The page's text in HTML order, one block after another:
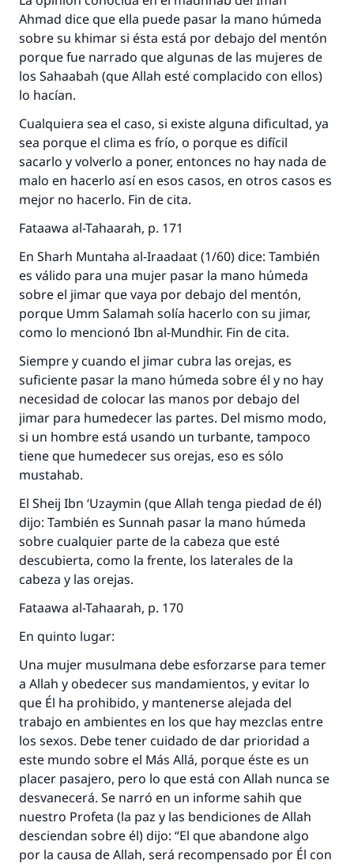
Ahmad dice que ella puede pasar la mano húmeda
sobre su khimar si ésta está por debajo del mentón
porque fue narrado que algunas de las mujeres de
los Sahaabah (que Allah esté complacido con ellos)
lo hacían.
Cualquiera sea el caso, si existe alguna dificultad, ya
sea porque el clima es frío, o porque es difícil
sacarlo y volverlo a poner, entonces no hay nada de
malo en hacerlo así en esos casos, en otros casos es
mejor no hacerlo. Fin de cita.
Fataawa al-Tahaarah, p. 171
En Sharh Muntaha al-Iraadaat (1/60) dice: También
es válido para una mujer pasar la mano húmeda
sobre el jimar que vaya por debajo del mentón,
porque Umm Salamah solía hacerlo con su jimar,
como lo mencionó Ibn al-Mundhir. Fin de cita.
Siempre y cuando el jimar cubra las orejas, es
suficiente pasar la mano húmeda sobre él y no hay
necesidad de colocar las manos por debajo del
jimar para humedecer las partes. Del mismo modo,
si un hombre está usando un turbante, tampoco
tiene que humedecer sus orejas, eso es sólo
mustahab.
El Sheij Ibn ‘Uzaymin (que Allah tenga piedad de él)
dijo: También es Sunnah pasar la mano húmeda
sobre cualquier parte de la cabeza que esté
descubierta, como la frente, los laterales de la
cabeza y las orejas.
Fataawa al-Tahaarah, p. 170
En quinto lugar:
Una mujer musulmana debe esforzarse para temer
a Allah y obedecer sus mandamientos, y evitar lo
que Él ha prohibido, y mantenerse alejada del
trabajo en ambientes en los que hay mezclas entre
los sexos. Debe tener cuidado de dar prioridad a
este mundo sobre el Más Allá, porque éste es un
placer pasajero, pero lo que está con Allah nunca se
desvanecerá. Se narró en un informe sahih que
nuestro Profeta (la paz y las bendiciones de Allah
desciendan sobre él) dijo: “El que abandone algo
por la causa de Allah, será recompensado por Él con
La respuesta no. 110845 salvó un
Desde la Q hasta la A, su contribución ayuda a
IslamQA.
Profeta ﷺ dijo:
"Una persona que orienta a otros a hacer el
bien obtendrá la misma recompensa que
aquellos que lo realicen."
(MUSLIM, 1893)
Contribuir